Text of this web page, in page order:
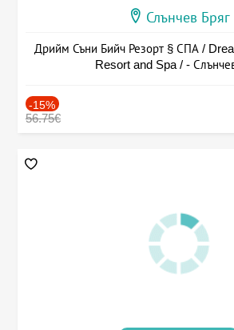
Слънчев Бряг
Дрийм Съни Бийч Резорт § СПА /
Resort and Spa / -
-15%
56.75€